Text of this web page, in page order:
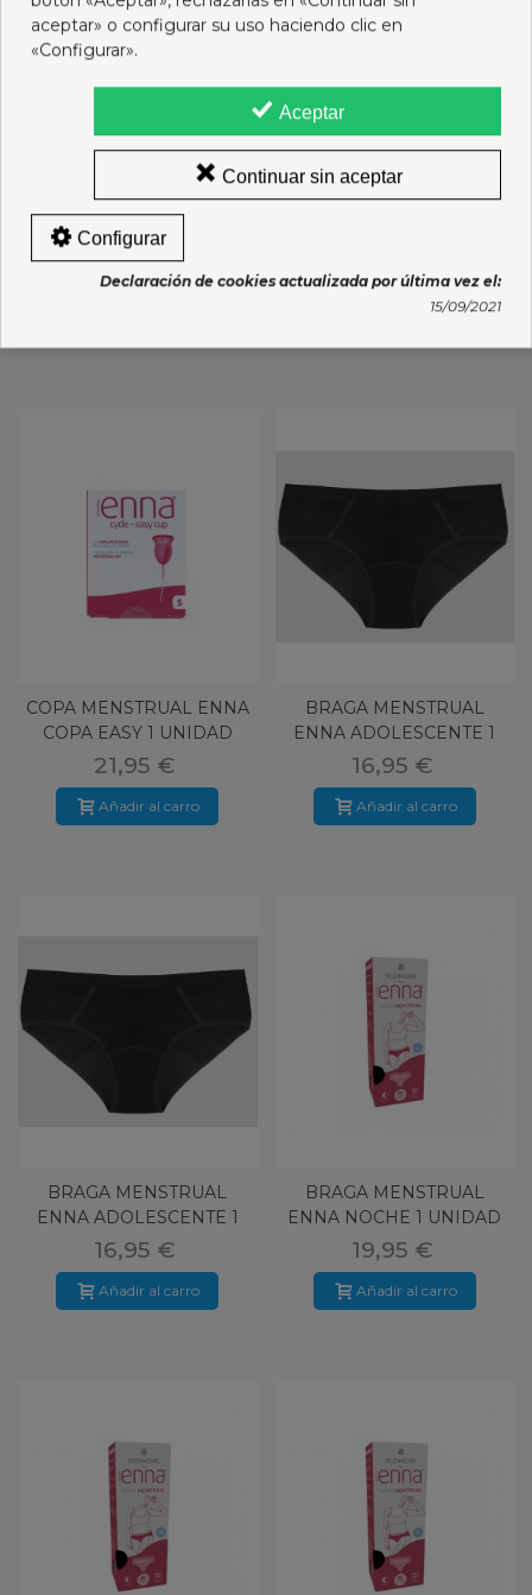
LETIFEM CREMA VULVAR
PEDIATRICA 50 ML
12,25 €
TALLA L
21,95 €
COPA MENSTRUAL ENNA
COPA EASY 1 UNIDAD
TALLA S
21,95 €
Añadir al carro
BRAGA MENSTRUAL
ENNA ADOLESCENTE 1
UNIDAD TALLA
16,95 €
Añadir al carro
BRAGA MENSTRUAL
ENNA ADOLESCENTE 1
UNIDAD TALLA
16,95 €
Añadir al carro
BRAGA MENSTRUAL
ENNA NOCHE 1 UNIDAD
TALLA L FLUJ
19,95 €
Añadir al carro
aceptar» o configurar su uso haciendo clic en
«Configurar».
Aceptar
Continuar sin aceptar
Configurar
Declaración de cookies actualizada por última vez el:
15/09/2021